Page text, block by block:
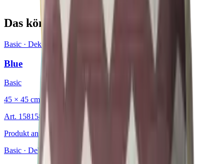
Das könnte Sie auch interessieren
Basic · Dekokissen
Blue
Basic
45 × 45 cm
Art. 15815826
Produkt ansehen
Basic · Dekokissen